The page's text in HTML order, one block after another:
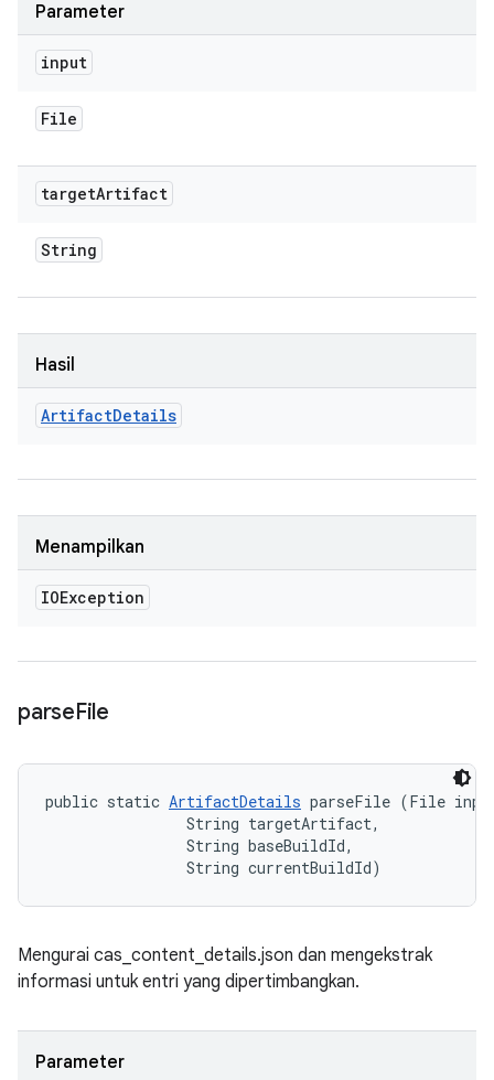
Parameter
input
File
targetArtifact
String
Hasil
ArtifactDetails
Menampilkan
IOException
parseFile
public static ArtifactDetails parseFile (File
                String targetArtifact,
                String baseBuildId,
                String currentBuildId)
Mengurai cas_content_details.json dan mengekstrak
informasi untuk entri yang dipertimbangkan.
Parameter